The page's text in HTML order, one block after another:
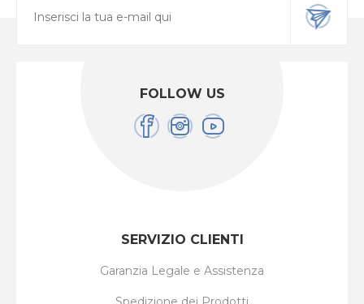
FOLLOW US
SERVIZIO CLIENTI
Garanzia Legale e Assistenza